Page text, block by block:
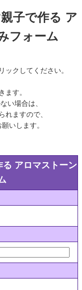
子で作る ア
フォーム
ックしてください。
ます。
い場合は、
れますので、
いします。
アロマストーン